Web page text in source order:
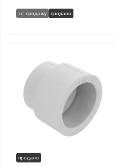
хіт продажу продано
продано